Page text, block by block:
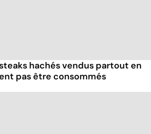
hachés vendus partout en
pas être consommés